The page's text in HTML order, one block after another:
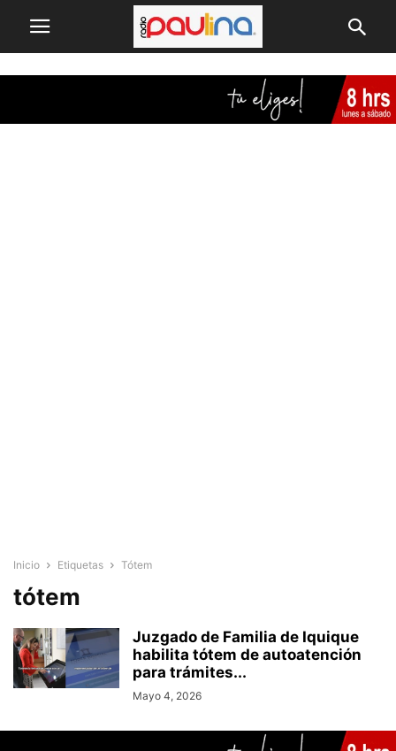
Inicio Etiquetas Tótem
tótem
Juzgado de Familia de Iquique
habilita tótem de autoatención
para trámites...
Mayo 4, 2026